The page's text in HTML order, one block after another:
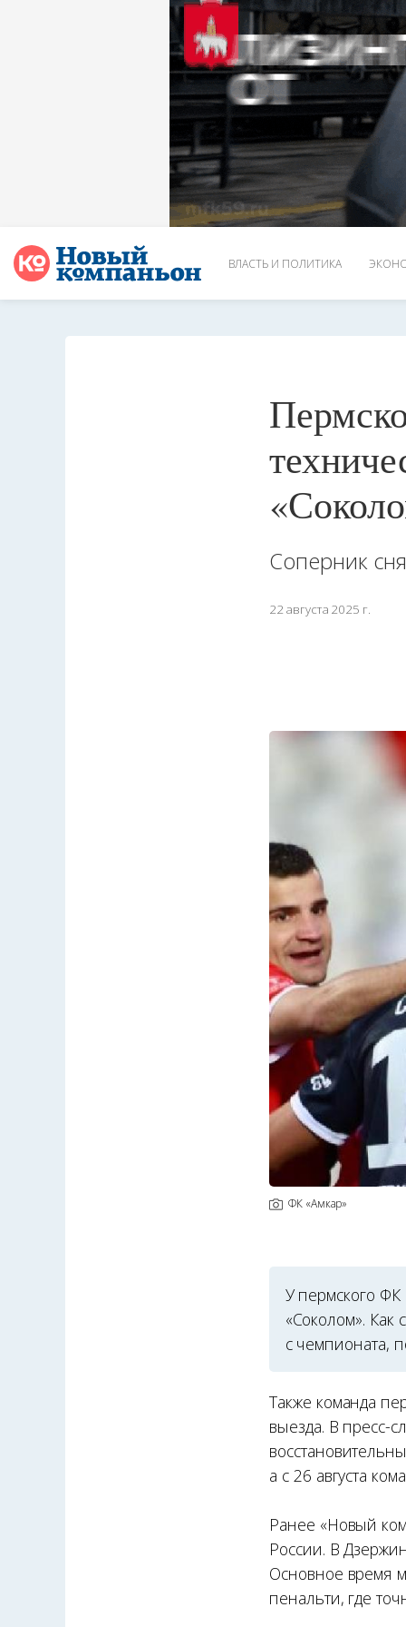
ВЛАСТЬ И ПОЛИТИКА
Соперник
22 августа 2025 г.
ФК «Амкар»
У пермского ФК
«Соколом». Как
с чемпионата,
Также команда
выезда. В пресс-
а с 26 августа
Ранее «Новый
России. В
Основное время
пенальти, где